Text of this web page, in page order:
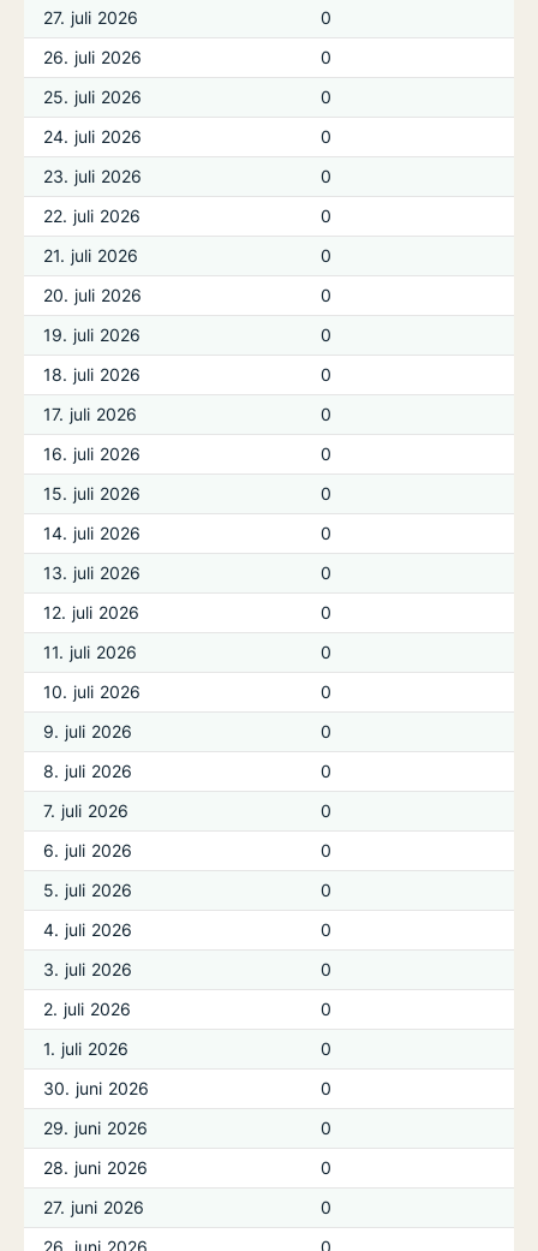
27. juli 2026
0
26. juli 2026
0
25. juli 2026
0
24. juli 2026
0
23. juli 2026
0
22. juli 2026
0
21. juli 2026
0
20. juli 2026
0
19. juli 2026
0
18. juli 2026
0
17. juli 2026
0
16. juli 2026
0
15. juli 2026
0
14. juli 2026
0
13. juli 2026
0
12. juli 2026
0
11. juli 2026
0
10. juli 2026
0
9. juli 2026
0
8. juli 2026
0
7. juli 2026
0
6. juli 2026
0
5. juli 2026
0
4. juli 2026
0
3. juli 2026
0
2. juli 2026
0
1. juli 2026
0
30. juni 2026
0
29. juni 2026
0
28. juni 2026
0
27. juni 2026
0
26. juni 2026
0